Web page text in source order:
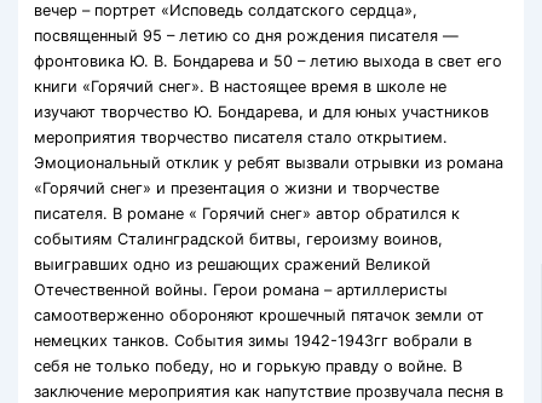
вечер – портрет «Исповедь солдатского сердца»,
посвященный 95 – летию со дня рождения писателя —
фронтовика Ю. В. Бондарева и 50 – летию выхода в свет его
книги «Горячий снег». В настоящее время в школе не
изучают творчество Ю. Бондарева, и для юных участников
мероприятия творчество писателя стало открытием.
Эмоциональный отклик у ребят вызвали отрывки из романа
«Горячий снег» и презентация о жизни и творчестве
писателя. В романе « Горячий снег» автор обратился к
событиям Сталинградской битвы, героизму воинов,
выигравших одно из решающих сражений Великой
Отечественной войны. Герои романа – артиллеристы
самоотверженно обороняют крошечный пятачок земли от
немецких танков. События зимы 1942-1943гг вобрали в
себя не только победу, но и горькую правду о войне. В
заключение мероприятия как напутствие прозвучала песня в